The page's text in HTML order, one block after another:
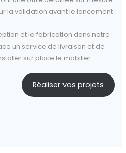
la validation avant le lancement
et la fabrication dans notre
un service de livraison et de
sur place le mobilier.
Réaliser vos projets